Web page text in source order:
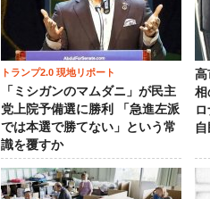
トランプ2.0 現地リポート
「ミシガンのマムダニ」が民主
党上院予備選に勝利 「急進左派
では本選で勝てない」という常
識を覆すか
高
相